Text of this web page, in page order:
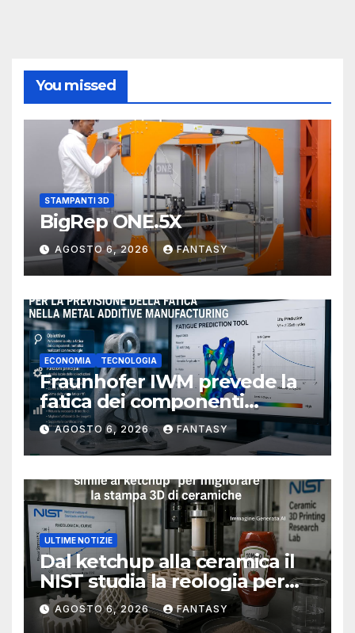
You missed
STAMPANTI 3D
BigRep ONE.5X
AGOSTO 6, 2026 FANTASY
ECONOMIA TECNOLOGIA
Fraunhofer IWM prevede la
fatica dei componenti
metallici stampati in 3D
AGOSTO 6, 2026 FANTASY
ULTIME NOTIZIE
Dal ketchup alla ceramica il
NIST studia la reologia per
rendere più affidabile la
stampa 3D
AGOSTO 6, 2026 FANTASY